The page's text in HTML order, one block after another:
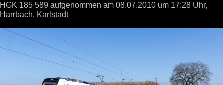
HGK 185 589 aufgenommen am 08.07.2010 um 17:28 Uhr,
Harrbach, Karlstadt